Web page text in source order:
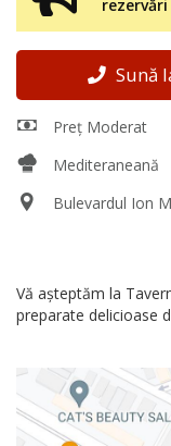
Sună
Preț Moderat
Mediteraneană
Bulevardul Ion
Vă așteptăm la
preparate delicioase